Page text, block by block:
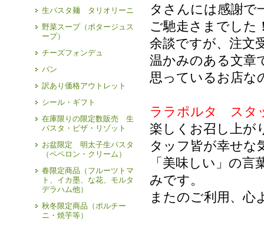
生パスタ麺 タリオリーニ
野菜スープ（ポタージュス
ープ）
チーズフォンデュ
パン
訳あり価格アウトレット
シール・ギフト
在庫限りの限定数販売 生
パスタ・ピザ・リゾット
お盆限定 明太子生パスタ
（ペペロン・クリーム）
春限定商品（フルーツトマ
ト、イカ墨、な花、モルタ
デラハム他）
秋冬限定商品（ポルチー
ニ・焼芋等）
タさんには感謝で
ご馳走さまでした
余談ですが、注文
温かみのある文章
思っているお店な
ララポルタ スタ
楽しくお召し上が
タッフ皆が幸せな
「美味しい」の
みです。
またのご利用、心